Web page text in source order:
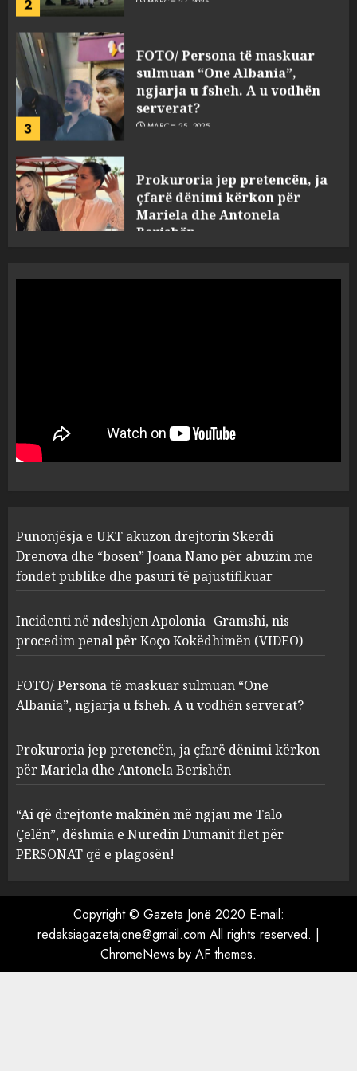
3
ngjarja u fsheh. A u vodhën
serverat?
MARCH 25, 2025
4
Mariela dhe Antonela
Berishën
MARCH 25, 2025
1
“bosen” Joana Nano për
abuzim me fondet publike dhe
pasuri të pajustifikuar
2
Apolonia- Gramshi, nis
procedim penal për Koço
Kokëdhimën (VIDEO)
MARCH 27, 2025
3
FOTO/ Persona të maskuar
sulmuan “One Albania”,
ngjarja u fsheh. A u vodhën
serverat?
MARCH 25, 2025
4
Prokuroria jep pretencën, ja
çfarë dënimi kërkon për
Berishën
MARCH 25, 2025
ngjau me Talo Çelën”,
dëshmia e Nuredin Dumanit
flet për PERSONAT që e
plagosën!
Punonjësja e UKT akuzon drejtorin Skerdi
Drenova dhe “bosen” Joana Nano për abuzim me
fondet publike dhe pasuri të pajustifikuar
Incidenti në ndeshjen Apolonia- Gramshi, nis
procedim penal për Koço Kokëdhimën (VIDEO)
FOTO/ Persona të maskuar sulmuan “One
Albania”, ngjarja u fsheh. A u vodhën serverat?
Prokuroria jep pretencën, ja çfarë dënimi kërkon
për Mariela dhe Antonela Berishën
“Ai që drejtonte makinën më ngjau me Talo
Çelën”, dëshmia e Nuredin Dumanit flet për
PERSONAT që e plagosën!
Copyright © Gazeta Jonë 2020 E-mail:
redaksiagazetajone@gmail.com All rights reserved. |
ChromeNews by AF themes.